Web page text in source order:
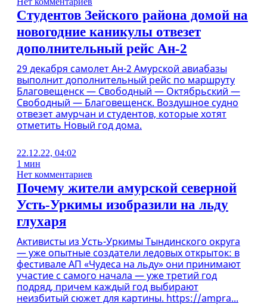
Студентов Зейского района домой на
новогодние каникулы отвезет
дополнительный рейс Ан-2
29 декабря самолет Ан-2 Амурской авиабазы
выполнит дополнительный рейс по маршруту
Благовещенск — Свободный — Октябрьский —
Свободный — Благовещенск. Воздушное судно
отвезет амурчан и студентов, которые хотят
отметить Новый год дома.
22.12.22, 04:02
1 мин
Нет комментариев
Почему жители амурской северной
Усть-Уркимы изобразили на льду
глухаря
Активисты из Усть-Уркимы Тындинского округа
— уже опытные создатели ледовых открыток: в
фестивале АП «Чудеса на льду» они принимают
участие с самого начала — уже третий год
подряд, причем каждый год выбирают
неизбитый сюжет для картины. https://ampra...